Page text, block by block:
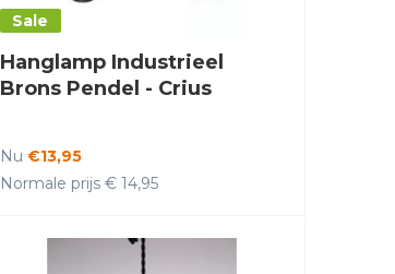
Sale
Hanglamp Industrieel
Brons Pendel - Crius
Nu €13,95
Normale prijs € 14,95